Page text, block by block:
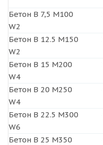
Бетон B 7,5 М100
W2
Бетон B 12.5 М150
W2
Бетон B 15 М200
W4
Бетон B 20 М250
W4
Бетон B 22.5 М300
W6
Бетон B 25 М350